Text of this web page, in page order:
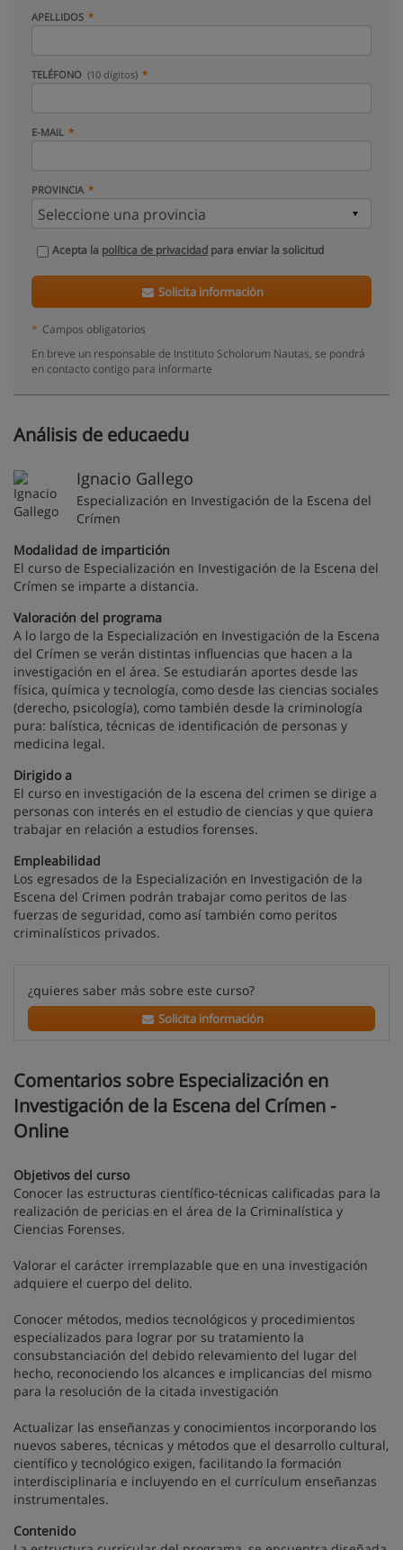
APELLIDOS
TELÉFONO (10 dígitos)
E-MAIL
PROVINCIA
Acepta la política de privacidad para enviar la solicitud
Solicita información
* Campos obligatorios
En breve un responsable de Instituto Scholorum Nautas, se pondrá
en contacto contigo para informarte
Análisis de educaedu
Ignacio Gallego
Especialización en Investigación de la Escena del
Crímen
Modalidad de impartición
El curso de Especialización en Investigación de la Escena del
Crímen se imparte a distancia.
Valoración del programa
A lo largo de la Especialización en Investigación de la Escena
del Crímen se verán distintas influencias que hacen a la
investigación en el área. Se estudiarán aportes desde las
física, química y tecnología, como desde las ciencias sociales
(derecho, psicología), como también desde la criminología
pura: balística, técnicas de identificación de personas y
medicina legal.
Dirigido a
El curso en investigación de la escena del crimen se dirige a
personas con interés en el estudio de ciencias y que quiera
trabajar en relación a estudios forenses.
Empleabilidad
Los egresados de la Especialización en Investigación de la
Escena del Crimen podrán trabajar como peritos de las
fuerzas de seguridad, como así también como peritos
criminalísticos privados.
¿quieres saber más sobre este curso?
Solicita información
Comentarios sobre Especialización en
Investigación de la Escena del Crímen -
Online
Objetivos del curso
Conocer las estructuras científico-técnicas calificadas para la
realización de pericias en el área de la Criminalística y
Ciencias Forenses.
Valorar el carácter irremplazable que en una investigación
adquiere el cuerpo del delito.
Conocer métodos, medios tecnológicos y procedimientos
especializados para lograr por su tratamiento la
consubstanciación del debido relevamiento del lugar del
hecho, reconociendo los alcances e implicancias del mismo
para la resolución de la citada investigación
Actualizar las enseñanzas y conocimientos incorporando los
nuevos saberes, técnicas y métodos que el desarrollo cultural,
científico y tecnológico exigen, facilitando la formación
interdisciplinaria e incluyendo en el currículum enseñanzas
instrumentales.
Contenido